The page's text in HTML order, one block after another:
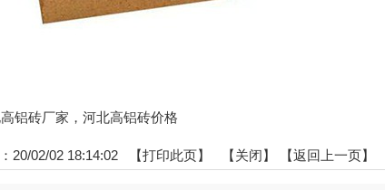
铝砖厂家，河北高铝砖价格
20/02/02 18:14:02 【打印此页】 【关闭】 【返回上一页】